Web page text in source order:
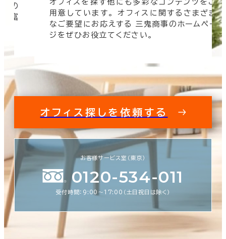
の
豊富
オフィスを探す他にも多彩なコンテンツをご
用意しています。 オフィスに関するさまざま
なご要望にお応えする 三鬼商事のホームペー
ジをぜひお役立てください。
オフィス探しを依頼する
お客様サービス室（東京）
0120-534-011
受付時間：9:00〜17:00（土日祝日は除く）